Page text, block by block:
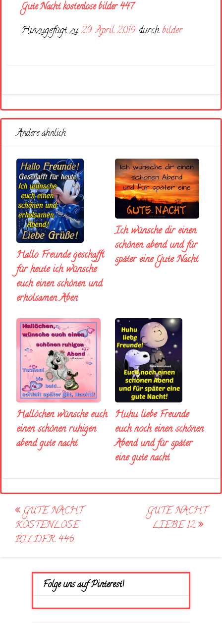
Gute Nacht kostenlose bilder 447
Hinzugefügt zu29. April 2019 durch bilder
Andere ähnlich
Hallo Freunde geschafft
für heute ich wünsche
euch einen schönen und
erholsamen Aben
Ich wünsche dir einen
schönen abend und fúr
später eine Gute Nacht
Hallöchen wünsche euch
einen schönen ruhigen
abend gute nacht
Huhu liebe Freunde
euch noch einen schönen
Abend und für später
eine gute nacht
Post
navigation
GUTE NACHT
KOSTENLOSE
BILDER 446
GUTE NACHT
LIEBE 12
Folge uns auf Pinterest!